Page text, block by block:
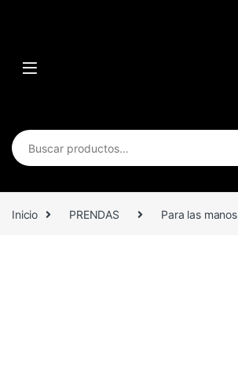
Buscar por:
Inicio PRENDAS Para las manos